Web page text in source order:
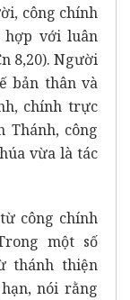
công chính
hợp với luân
8,20). Người
bản thân và
chính trực
Thánh, công
vừa là tác
công chính
một số
thánh thiện
nói rằng